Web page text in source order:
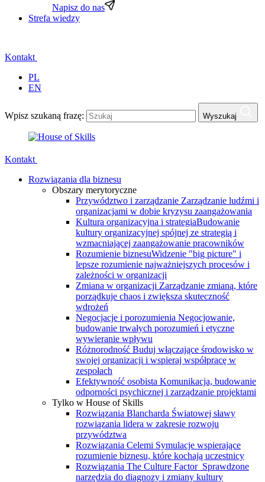
Napisz do nas
Strefa wiedzy
Kontakt
PL
EN
Wpisz szukaną frazę: Wyszukaj
Kontakt
Rozwiązania dla biznesu
Obszary merytoryczne
Przywództwo i zarządzanie Zarządzanie ludźmi i
organizacjami w dobie kryzysu zaangażowania
Kultura organizacyjna i strategiaBudowanie
kultury organizacyjnej spójnej ze strategią i
wzmacniającej zaangażowanie pracowników
Rozumienie biznesuWidzenie "big picture" i
lepsze rozumienie najważniejszych procesów i
zależności w organizacji
Zmiana w organizacji Zarządzanie zmianą, które
porządkuje chaos i zwiększa skuteczność
wdrożeń
Negocjacje i porozumienia Negocjowanie,
budowanie trwałych porozumień i etyczne
wywieranie wpływu
Różnorodność Buduj włączające środowisko w
swojej organizacji i wspieraj współpracę w
zespołach
Efektywność osobista Komunikacja, budowanie
odporności psychicznej i zarządzanie projektami
Tylko w House of Skills
Rozwiązania Blancharda Światowej sławy
rozwiązania lidera w zakresie rozwoju
przywództwa
Rozwiązania Celemi Symulacje wspierające
rozumienie biznesu, które kochają uczestnicy
Rozwiązania The Culture Factor Sprawdzone
narzędzia do diagnozy i zmiany kultury